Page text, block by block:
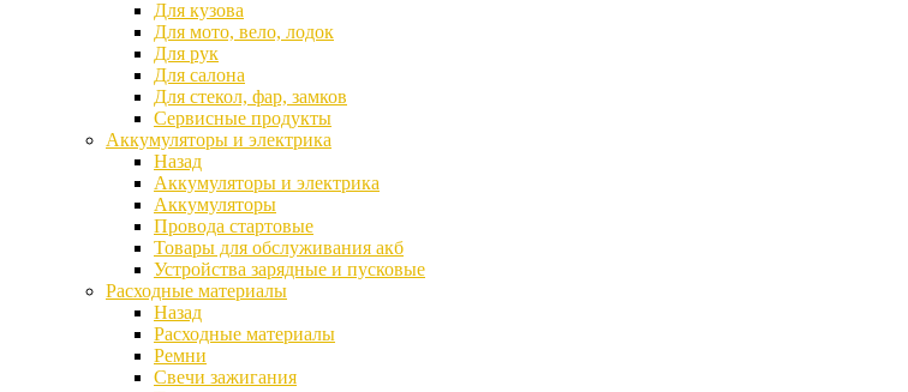
Для кузова
Для мото, вело, лодок
Для рук
Для салона
Для стекол, фар, замков
Сервисные продукты
Аккумуляторы и электрика
Назад
Аккумуляторы и электрика
Аккумуляторы
Провода стартовые
Товары для обслуживания акб
Устройства зарядные и пусковые
Расходные материалы
Назад
Расходные материалы
Ремни
Свечи зажигания